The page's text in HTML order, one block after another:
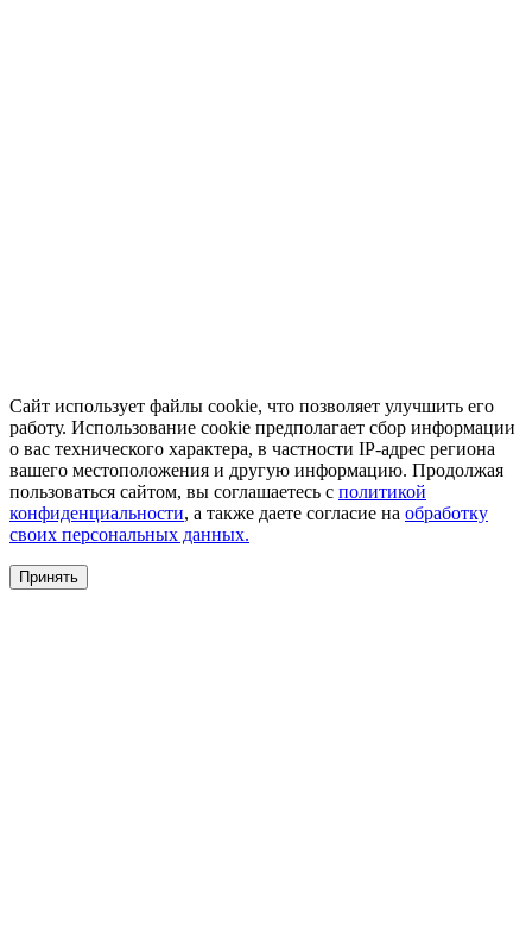
Сайт использует файлы cookie, что позволяет улучшить его
работу. Использование cookie предполагает сбор информации
о вас технического характера, в частности IP-адрес региона
вашего местоположения и другую информацию. Продолжая
пользоваться сайтом, вы соглашаетесь с политикой
конфиденциальности, а также даете согласие на обработку
своих персональных данных.
Принять